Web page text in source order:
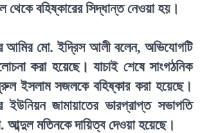
বহিষ্কারের সিদ্ধান্ত নেওয়া হয়।
আমির মো. ইদ্রিস আলী বলেন, অভিযোগটি
করা হয়েছে। যাচাই শেষে সাংগঠনিক
ইসলাম সজলকে বহিষ্কার করা হয়েছে।
ইউনিয়ন জামায়াতের ভারপ্রাপ্ত সভাপতি
আব্দুল মতিনকে দায়িত্ব দেওয়া হয়েছে।